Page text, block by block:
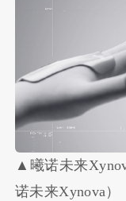
▲曦诺未来
诺未来Xynova）